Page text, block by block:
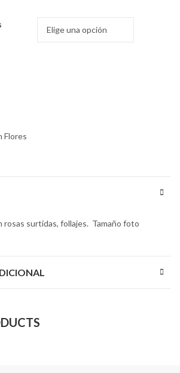
Flores
rosas surtidas, follajes. Tamaño foto